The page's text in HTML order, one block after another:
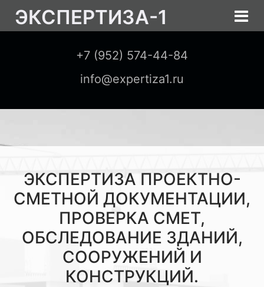
ЭКСПЕРТИЗА-1
+7 (952) 574-44-84
info@expertiza1.ru
ЭКСПЕРТИЗА ПРОЕКТНО-
СМЕТНОЙ ДОКУМЕНТАЦИИ,
ПРОВЕРКА СМЕТ,
ОБСЛЕДОВАНИЕ ЗДАНИЙ,
СООРУЖЕНИЙ И
КОНСТРУКЦИЙ.